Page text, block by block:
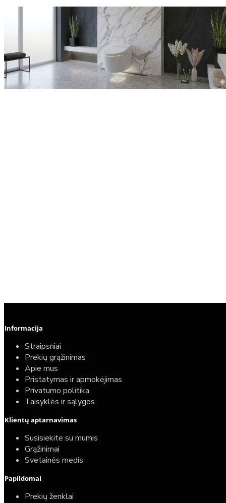
Informacija
Straipsniai
Prekių grąžinimas
Apie mus
Pristatymas ir apmokėjimas
Privatumo politika
Taisyklės ir sąlygos
Klientų aptarnavimas
Susisiekite su mumis
Grąžinimai
Svetainės medis
Papildomai
Prekių ženklai